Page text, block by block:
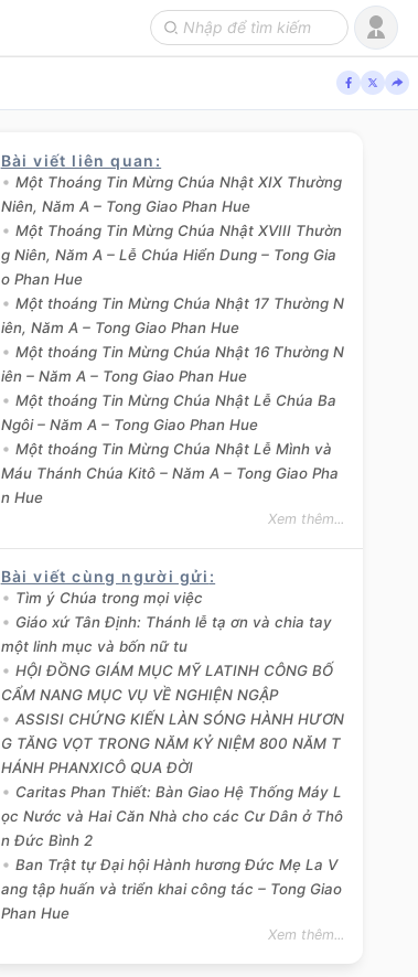
Bài viết liên quan :
Một Thoáng Tin Mừng Chúa Nhật XIX Thường
Niên, Năm A – Tong Giao Phan Hue
Một Thoáng Tin Mừng Chúa Nhật XVIII Thườn
g Niên, Năm A – Lễ Chúa Hiển Dung – Tong Gia
o Phan Hue
Một thoáng Tin Mừng Chúa Nhật 17 Thường N
iên, Năm A – Tong Giao Phan Hue
Một thoáng Tin Mừng Chúa Nhật 16 Thường N
iên – Năm A – Tong Giao Phan Hue
Một thoáng Tin Mừng Chúa Nhật Lễ Chúa Ba
Ngôi – Năm A – Tong Giao Phan Hue
Một thoáng Tin Mừng Chúa Nhật Lễ Mình và
Máu Thánh Chúa Kitô – Năm A – Tong Giao Pha
n Hue
Xem thêm...
Bài viết cùng người gửi :
Tìm ý Chúa trong mọi việc
Giáo xứ Tân Định: Thánh lễ tạ ơn và chia tay
một linh mục và bốn nữ tu
HỘI ĐỒNG GIÁM MỤC MỸ LATINH CÔNG BỐ
CẨM NANG MỤC VỤ VỀ NGHIỆN NGẬP
ASSISI CHỨNG KIẾN LÀN SÓNG HÀNH HƯƠN
G TĂNG VỌT TRONG NĂM KỶ NIỆM 800 NĂM T
HÁNH PHANXICÔ QUA ĐỜI
Caritas Phan Thiết: Bàn Giao Hệ Thống Máy L
ọc Nước và Hai Căn Nhà cho các Cư Dân ở Thô
n Đức Bình 2
Ban Trật tự Đại hội Hành hương Đức Mẹ La V
ang tập huấn và triển khai công tác – Tong Giao
Phan Hue
Xem thêm...